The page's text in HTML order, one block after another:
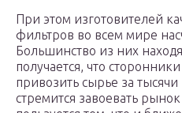
При этом изготовителей
фильтров во всем мире
Большинство из них
получается, что
привозить сырье за
стремится завоевать